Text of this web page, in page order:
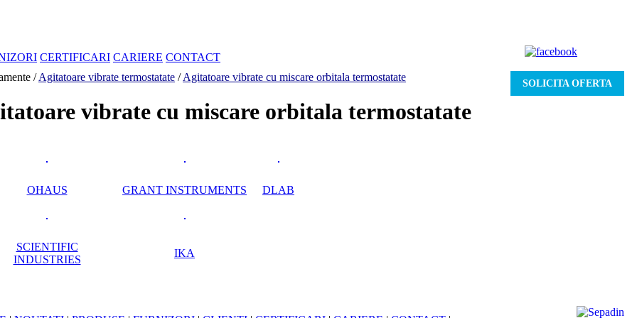
CERTIFICARI CARIERE CONTACT
/Agitatoare vibrate termostatate /Agitatoare vibrate cu miscare orbitala termostatate
SOLICITA OFERTA
vibrate cu miscare orbitala termostatate
OHAUS GRANT INSTRUMENTS DLAB
SCIENTIFIC
INDUSTRIES
IKA